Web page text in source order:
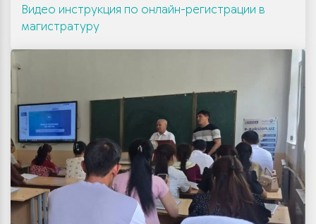
Видео инструкция по онлайн-регистрации в
магистратуру